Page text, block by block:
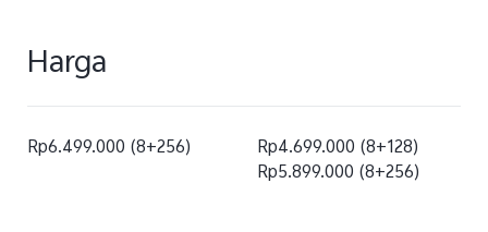
Harga
Rp6.499.000 (8+256)
Rp4.699.000 (8+128)
Rp5.899.000 (8+256)